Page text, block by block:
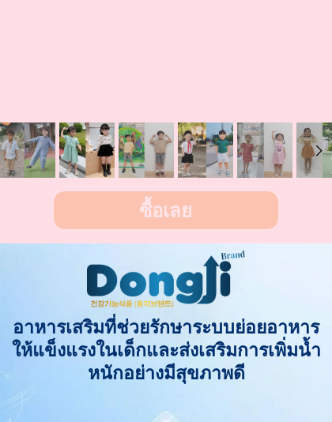
ซื้อเลย
อาหารเสริมที่ช่วยรักษาระบบย่อยอาหาร
ให้แข็งแรงในเด็กและส่งเสริมการเพิ่มน้ำ
หนักอย่างมีสุขภาพดี